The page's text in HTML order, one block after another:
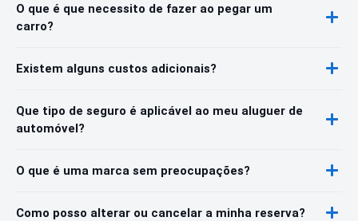
O que é que necessito de fazer ao pegar um
carro?
Existem alguns custos adicionais?
Que tipo de seguro é aplicável ao meu aluguer de
automóvel?
O que é uma marca sem preocupações?
Como posso alterar ou cancelar a minha reserva?